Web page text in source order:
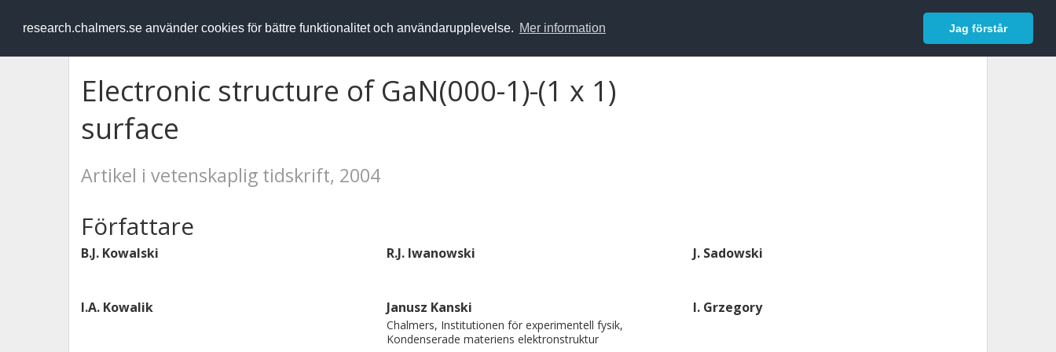
research.chalmers.se använder cookies för bättre funktionalitet och användarupplevelse. Mer information Jag förstår
RESEARCH.chalmers.se Logga in
Electronic structure of GaN(000-1)-(1 x 1)
surface
Artikel i vetenskaplig tidskrift, 2004
Författare
B.J. Kowalski R.J. Iwanowski J. Sadowski
I.A. Kowalik Janusz Kanski
Chalmers, Institutionen för experimentell fysik,
Kondenserade materiens elektronstruktur
I. Grzegory